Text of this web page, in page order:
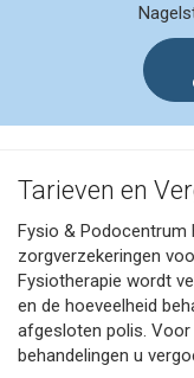
Tarieven en
Fysio &
zorgverzekeringen
Fysiotherapie wordt
en de hoeveelheid
afgesloten polis.
behandelingen u